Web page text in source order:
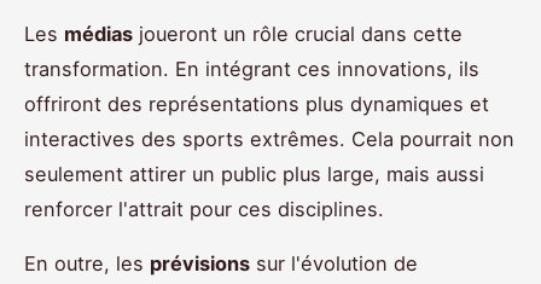
Les médias joueront un rôle crucial dans cette
transformation. En intégrant ces innovations, ils
offriront des représentations plus dynamiques et
interactives des sports extrêmes. Cela pourrait non
seulement attirer un public plus large, mais aussi
renforcer l'attrait pour ces disciplines.
En outre, les prévisions sur l'évolution de